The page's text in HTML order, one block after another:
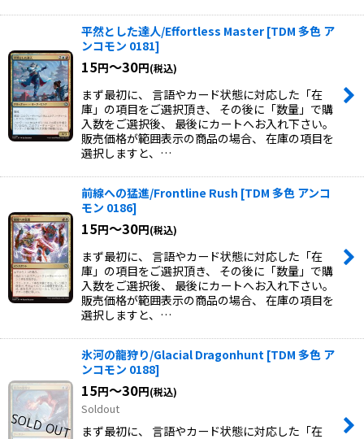
平然とした達人/Effortless Master [TDM 多色 ア
ンコモン 0181]
15円～30円(税込)
まず最初に、 言語やカード状態に対応した「在
庫」の項目をご選択頂き、 その後に「数量」で購
入数をご選択後、 最後にカートへお入れ下さい。
販売価格が範囲表示の商品の場合、 在庫の項目を
選択しますと、…
前線への猛進/Frontline Rush [TDM 多色 アンコ
モン 0186]
15円～30円(税込)
まず最初に、 言語やカード状態に対応した「在
庫」の項目をご選択頂き、 その後に「数量」で購
入数をご選択後、 最後にカートへお入れ下さい。
販売価格が範囲表示の商品の場合、 在庫の項目を
選択しますと、…
氷河の龍狩り/Glacial Dragonhunt [TDM 多色 ア
ンコモン 0188]
15円～30円(税込)
Soldout
まず最初に、 言語やカード状態に対応した「在